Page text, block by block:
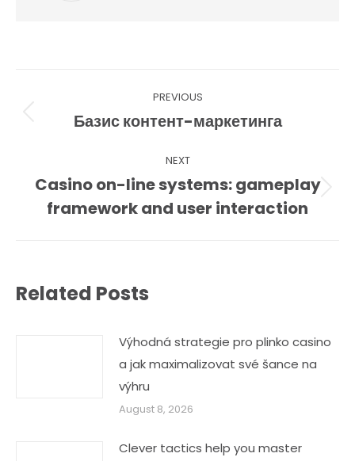
navigation
PREVIOUS
Previous
Базис контент-маркетинга
NEXT
post:
Casino on-line systems: gameplay
framework and user interaction
Related Posts
Výhodná strategie pro plinko casino
a jak maximalizovat své šance na
výhru
August 8, 2026
Clever tactics help you master